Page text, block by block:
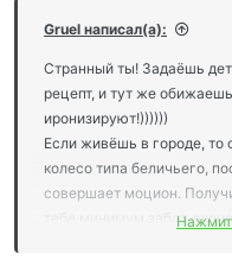
Gruel написал(а):
Странный ты! Задаёшь
рецепт, и тут же
иронизируют!))))))
Если живёшь в городе, то
колесо типа беличьего,
совершает моцион.
тебе минимум забот,